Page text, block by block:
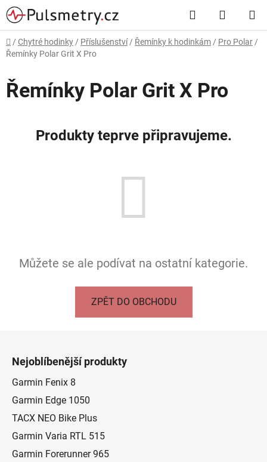
Přejít
na
obsah
Hledat
KOŠÍK
Domů
/ Chytré hodinky / Příslušenství / Řemínky k hodinkám / Pro Polar /
Řemínky Polar Grit X Pro
Řemínky Polar Grit X Pro
Produkty teprve připravujeme.
Můžete se ale podívat na ostatní kategorie.
ZPĚT DO OBCHODU
Nejoblíbenější produkty
Garmin Fenix 8
Garmin Edge 1050
TACX NEO Bike Plus
Garmin Varia RTL 515
Garmin Forerunner 965